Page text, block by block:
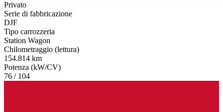
Privato
Serie di fabbricazione
DJF
Tipo carrozzeria
Station Wagon
Chilometraggio (lettura)
154.814 km
Potenza (kW/CV)
76 / 104